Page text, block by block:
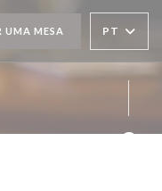
UMA MESA PT